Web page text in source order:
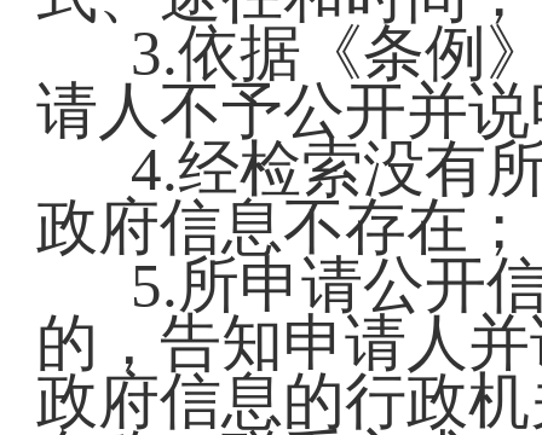
3.依据《条例
请人不予公开并
4.经检索没有
政府信息不存在；
5.所申请公开
的，告知申请人
政府信息的行政